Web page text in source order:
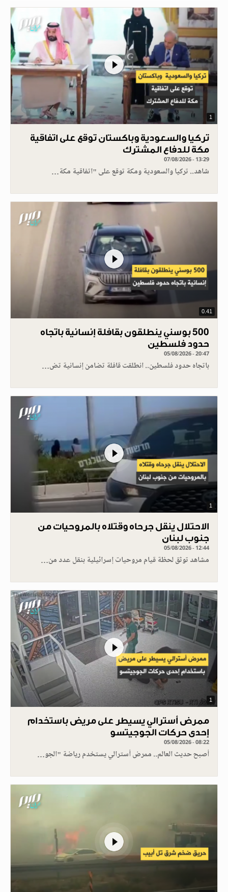
1
تركيا والسعودية وباكستان توقع على اتفاقية
مكة للدفاع المشترك
07/08/2026 - 13:29
شاهد.. تركيا والسعودية ومكة توقع على "اتفاقية مكة…
0.41
500 بوسني ينطلقون بقافلة إنسانية باتجاه
حدود فلسطين
05/08/2026 - 20:47
باتجاه حدود فلسطين.. انطلقت قافلة تضامن إنسانية تض…
1
الاحتلال ينقل جرحاه وقتلاه بالمروحيات من
جنوب لبنان
05/08/2026 - 12:44
مشاهد توثق لحظة قيام مروحيات إسرائيلية بنقل عدد من…
1
ممرض أسترالي يسيطر على مريض باستخدام
إحدى حركات الجوجيتسو
05/08/2026 - 08:22
أصبح حديث العالم.. ممرض أسترالي يستخدم رياضة "الجو…